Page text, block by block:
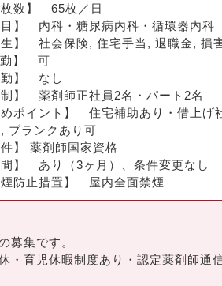
枚数】　65枚／日
目】　内科・糖尿病内科・循環器内科
生】　社会保険, 住宅手当, 退職金, 損
】　可
勤】　なし
制】　薬剤師正社員2名・パート2名
めポイント】　住宅補助あり・借上
ブランクあり可
件】 薬剤師国家資格
間】　あり（3ヶ月）、条件変更なし
煙防止措置】　屋内全面禁煙
募集です。
・育児休暇制度あり・認定薬剤師通